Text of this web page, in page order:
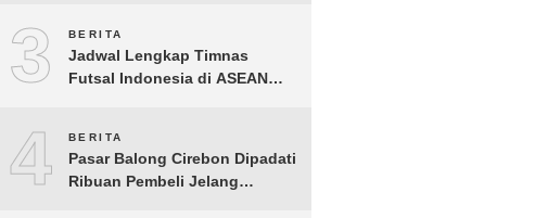
3 BERITA
Jadwal Lengkap Timnas
Futsal Indonesia di ASEAN
4 BERITA
Pasar Balong Cirebon Dipadati
Ribuan Pembeli Jelang